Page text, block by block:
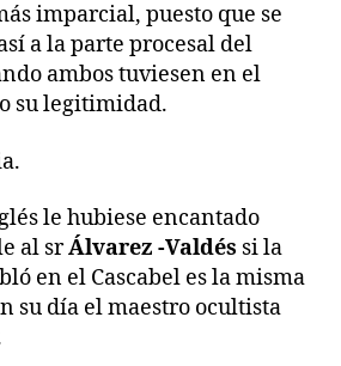
imparcial, puesto que se
a la parte procesal del
ambos tuviesen en el
su legitimidad.
le hubiese encantado
al srÁlvarez -Valdés si la
en el Cascabel es la misma
su día el maestro ocultista